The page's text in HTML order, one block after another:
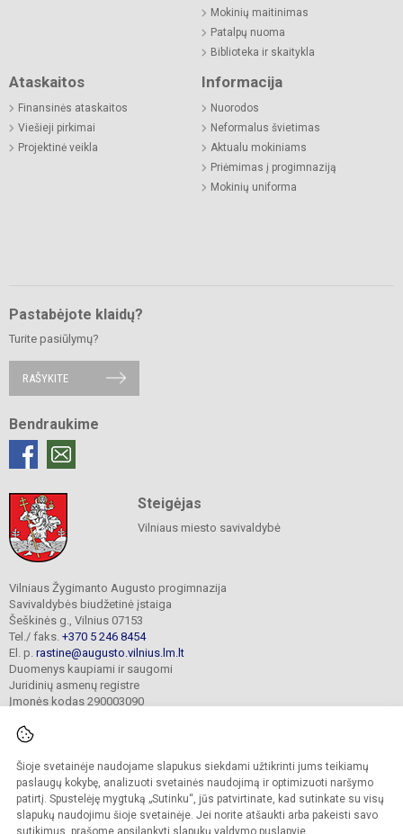
Šioje svetainėje naudojame slapukus siekdami užtikrinti jums teikiamų
paslaugų kokybę, analizuoti svetainės naudojimą ir optimizuoti naršymo
patirtį. Spustelėję mygtuką „Sutinku“, jūs patvirtinate, kad sutinkate su visų
slapukų naudojimu šioje svetainėje. Jei norite atšaukti arba pakeisti savo
sutikimus, prašome apsilankyti slapukų valdymo puslapyje
Mokinių maitinimas
Patalpų nuoma
Biblioteka ir skaitykla
Ataskaitos
Finansinės ataskaitos
Viešieji pirkimai
Projektinė veikla
Informacija
Nuorodos
Neformalus švietimas
Aktualu mokiniams
Priėmimas į progimnaziją
Mokinių uniforma
Pastabėjote klaidų?
Turite pasiūlymų?
RAŠYKITE
Bendraukime
Steigėjas
Vilniaus miesto savivaldybė
Vilniaus Žygimanto Augusto progimnazija
Savivaldybės biudžetinė įstaiga
Šeškinės g., Vilnius 07153
Tel./ faks. +370 5 246 8454
El. p. rastine@augusto.vilnius.lm.lt
Duomenys kaupiami ir saugomi
Juridinių asmenų registre
Įmonės kodas 290003090
© 2021. Vilniaus Žygimanto Augusto progimnazija. Visos teisės saugomos.
Kopijuoti turinį be raštiško mokyklos sutikimo griežtai draudžiama.
Versija neįgaliesiems Slapukų valdymas